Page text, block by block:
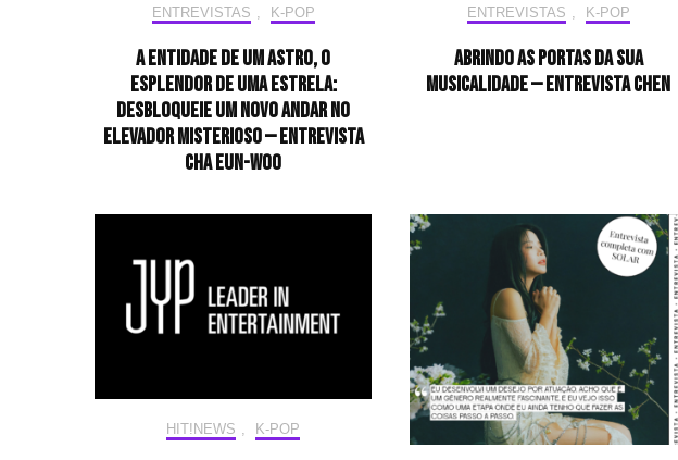
ENTREVISTAS K-POP
A entidade de um astro, o
esplendor de uma estrela:
desbloqueie um novo andar no
elevador misterioso — Entrevista
CHA EUN-WOO
ENTREVISTAS K-POP
Abrindo as portas da sua
musicalidade — Entrevista CHEN
HIT!NEWS K-POP